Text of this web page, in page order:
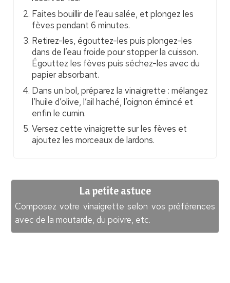
Faites bouillir de l’eau salée, et plongez les
fèves pendant 6 minutes.
Retirez-les, égouttez-les puis plongez-les
dans de l’eau froide pour stopper la cuisson.
Égouttez les fèves puis séchez-les avec du
papier absorbant.
Dans un bol, préparez la vinaigrette : mélangez
l’huile d’olive, l’ail haché, l’oignon émincé et
enfin le cumin.
Versez cette vinaigrette sur les fèves et
ajoutez les morceaux de lardons.
La petite astuce
Composez votre vinaigrette selon vos préférences
avec de la moutarde, du poivre, etc.